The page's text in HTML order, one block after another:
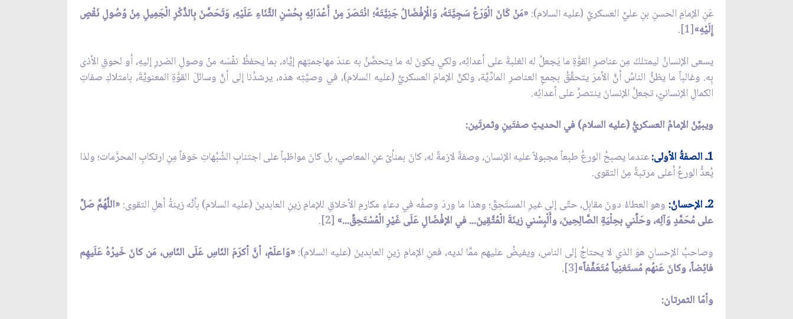
عَنِ الإمامِ الحسنِ بنِ عليٍّ العسكريِّ (عليه السلام): «مَنْ كَانَ الْوَرَعُ سَجِيَّتَهُ‏، وَالْإِفْضَالُ جَنِيَّتَهُ‏؛ انْتَصَرَ مِنْ‏ أَعْدَائِهِ بِحُسْنِ الثَّنَاءِ عَلَيْهِ، وَتَحَصَّنَ‏ بِالذِّكْرِ الْجَمِيلِ مِنْ وُصُولِ نَقْصٍ
إِلَيْهِ‏»[1].
يسعى الإنسانُ ليمتلكَ مِن عناصرِ القوَّةِ ما يَجعلُ له الغلبةَ على أعدائِه، ولكي يكونَ له ما يتحصَّنُ به عندَ مهاجمتِهم إيَّاه، بما يحفظُ نفْسَه منْ وصولِ الضررِ إليهِ، أو لحوقِ الأذى
بِه. وغالباً ما يظنُّ الناسُ أنَّ الأمرَ يتحقَّقُ بجمعِ العناصرِ المادِّيَّة، ولكنَّ الإمامَ العسكريَّ (عليه السلام)، في وصيَّتِه هذه، يرشدُنا إلى أنَّ وسائلَ القوَّةِ المعنويَّةَ، بامتلاكِ صفاتِ
الكمالِ الإنسانيّ، تجعلُ الإنسانَ ينتصرُ على أعدائِه.
ويبيِّنُ الإمامُ العسكريُّ (عليه السلام) في الحديثِ صفتَينِ وثمرتَين:
1ـ الصفةُ الأولى:
عندما يصبحُ الورعُ طبعاً مجبولاً عليه الإنسان، وصفةً لازمةً له، كانَ بمنأىً عنِ المعاصي، بل كانَ مواظباً على اجتنابِ الشُبُهاتِ خوفاً مِنِ ارتكابِ المحرَّمات؛ ولذا
يُعدُّ الورعُ أعلى مرتبةً مِنَ التقوى.
2ـ الإحسانُ:
وهو العطاءُ دونَ مقابِل، حتّى إلى غيرِ المستَحِقّ؛ وهذا ما وردَ وصفُه في دعاءِ مكارمِ الأخلاقِ للإمامِ زينِ العابدينَ (عليه السلام) بأنَّه زينةُ أهلِ التقوى: «اللَّهُمَّ صَلِّ
على مُحَمَّدٍ وَآلِه، وحَلِّني بحِلْيَةِ الصَّالِحِينَ، وأَلْبِسْني زينَةَ الْمُتَّقِينَ... في الإفْضَالِ عَلَى غَيْرِ الْمُسْتَحِقِّ...» [2].
وصاحبُ الإحسانِ هوَ الذي لا يحتاجُ إلى الناس، ويفيضُ عليهم ممَّا لديه، فعنِ الإمامِ زينِ العابدينَ (عليه السلام):«وَاعلَمْ، أنَّ أكرَمَ النّاسِ عَلَى النّاسِ، مَن كانَ خَيرُهُ عَلَيهِم
فائِضاً، وكانَ عَنهُم مُستَغنِياً مُتَعَفِّفاً»[3].
وأمّا الثمرتان: